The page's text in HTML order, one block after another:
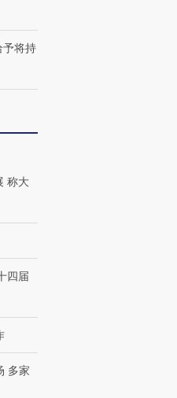
予将持
称大
四届
多家